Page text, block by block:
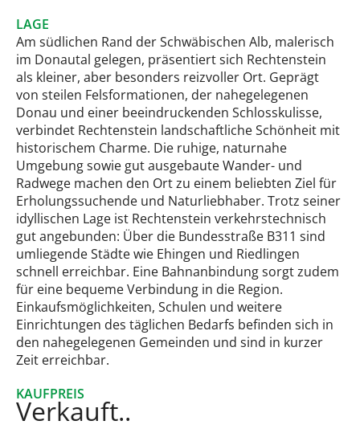
LAGE
Am südlichen Rand der Schwäbischen Alb, malerisch
im Donautal gelegen, präsentiert sich Rechtenstein
als kleiner, aber besonders reizvoller Ort. Geprägt
von steilen Felsformationen, der nahegelegenen
Donau und einer beeindruckenden Schlosskulisse,
verbindet Rechtenstein landschaftliche Schönheit mit
historischem Charme. Die ruhige, naturnahe
Umgebung sowie gut ausgebaute Wander- und
Radwege machen den Ort zu einem beliebten Ziel für
Erholungssuchende und Naturliebhaber. Trotz seiner
idyllischen Lage ist Rechtenstein verkehrstechnisch
gut angebunden: Über die Bundesstraße B311 sind
umliegende Städte wie Ehingen und Riedlingen
schnell erreichbar. Eine Bahnanbindung sorgt zudem
für eine bequeme Verbindung in die Region.
Einkaufsmöglichkeiten, Schulen und weitere
Einrichtungen des täglichen Bedarfs befinden sich in
den nahegelegenen Gemeinden und sind in kurzer
Zeit erreichbar.
KAUFPREIS
Verkauft..